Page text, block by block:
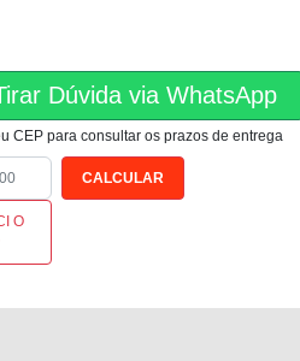
Dúvida via WhatsApp
CEP para consultar os prazos de entrega
O